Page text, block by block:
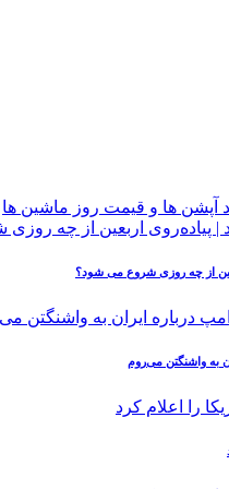
آپشن‌ ها و قیمت روز ماشین‌ ها
به واشنگتن می‌روم